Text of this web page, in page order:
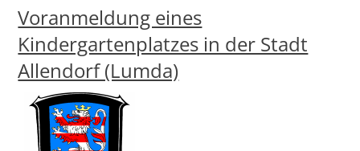
Voranmeldung eines
Kindergartenplatzes in der Stadt
Allendorf (Lumda)